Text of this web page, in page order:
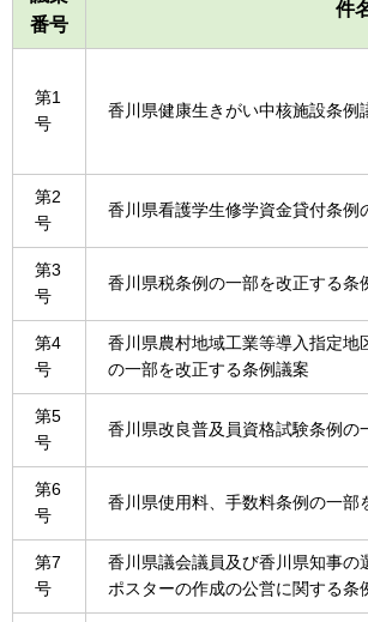
番号
件
第1
号
香川県健康生きがい中核施設条例
第2
号
香川県看護学生修学資金貸付条例
第3
号
香川県税条例の一部を改正する条
第4
号
香川県農村地域工業等導入指定
の一部を改正する条例議案
第5
号
香川県改良普及員資格試験条例の
第6
号
香川県使用料、手数料条例の一部
第7
号
香川県議会議員及び香川県知事
ポスターの作成の公営に関する